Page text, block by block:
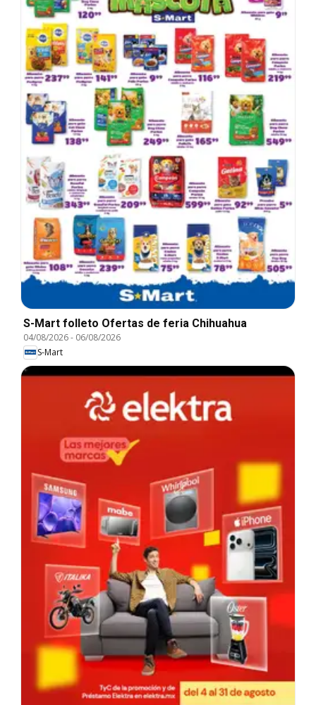
S-Mart folleto Ofertas de feria Chihuahua
04/08/2026- 06/08/2026
S-Mart